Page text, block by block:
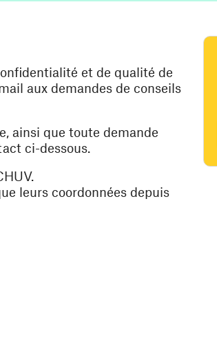
et de qualité de
aux demandes de conseils
ainsi que toute demande
ci-dessous.
leurs coordonnées depuis